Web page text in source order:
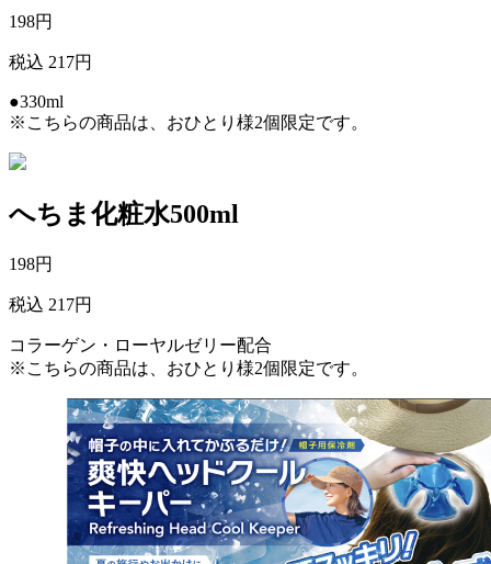
198円
税込 217円
●330ml
※こちらの商品は、おひとり様2個限定です。
へちま化粧水500ml
198円
税込 217円
コラーゲン・ローヤルゼリー配合
※こちらの商品は、おひとり様2個限定です。